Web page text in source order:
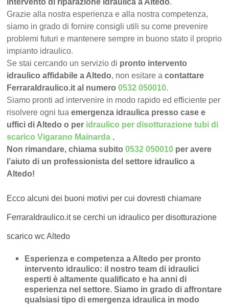
intervento di riparazione idraulica a Altedo.
Grazie alla nostra esperienza e alla nostra competenza,
siamo in grado di fornire consigli utili su come prevenire
problemi futuri e mantenere sempre in buono stato il proprio
impianto idraulico.
Se stai cercando un servizio di pronto intervento
idraulico affidabile a Altedo, non esitare acontattare
FerraraIdraulico.it al numero0532 050010.
Siamo pronti ad intervenire in modo rapido ed efficiente per
risolvere ogni tuaemergenza idraulica presso case e
uffici di Altedo o per idraulico per disotturazione tubi di
scarico Vigarano Mainarda .
Non rimandare, chiama subito0532 050010 per avere
l’aiuto di un professionista del settore idraulico a
Altedo!
Ecco alcuni dei buoni motivi per cui dovresti chiamare
FerraraIdraulico.it se cerchi un idraulico per disotturazione
scarico wc Altedo
Esperienza e competenza a Altedo per pronto
intervento idraulico: il nostro team di idraulici
esperti è altamente qualificato e ha anni di
esperienza nel settore. Siamo in grado di affrontare
qualsiasi tipo di emergenza idraulica in modo